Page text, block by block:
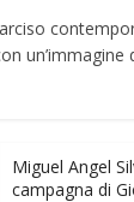
un’immagine
Miguel Angel
campagna di